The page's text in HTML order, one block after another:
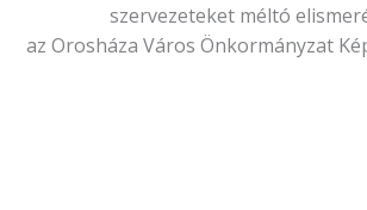
szervezeteket méltó
az Orosháza Város Önkormányzat